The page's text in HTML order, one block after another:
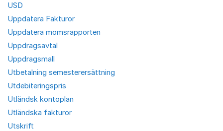
USD
Uppdatera Fakturor
Uppdatera momsrapporten
Uppdragsavtal
Uppdragsmall
Utbetalning semesterersättning
Utdebiteringspris
Utländsk kontoplan
Utländska fakturor
Utskrift